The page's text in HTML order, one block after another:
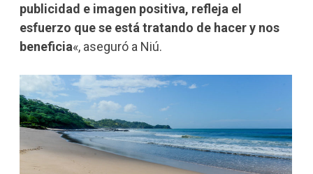
publicidad e imagen positiva, refleja el
esfuerzo que se está tratando de hacer y nos
beneficia«, aseguró a Niú.